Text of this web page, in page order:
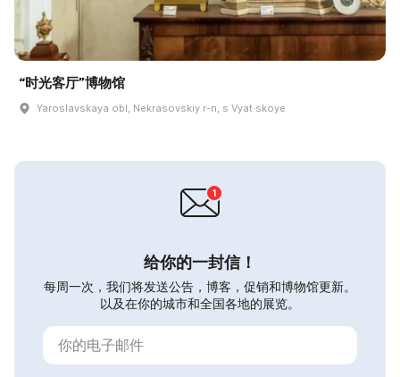
“时光客厅”博物馆
Yaroslavskaya obl, Nekrasovskiy r-n, s Vyat·skoye
给你的一封信！
每周一次，我们将发送公告，博客，促销和博物馆更新。
以及在你的城市和全国各地的展览。